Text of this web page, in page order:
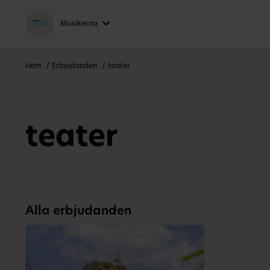
Musikerna
Hem Erbjudanden teater
teater
Alla erbjudanden